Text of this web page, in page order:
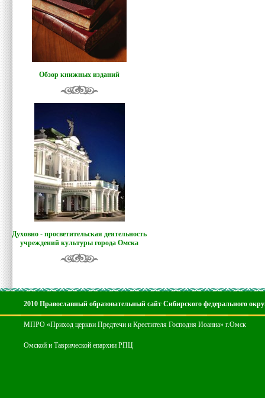
Обзор книжных изданий
Духовно - просветительская деятельность
учреждений культуры города Омска
2010 Православный образовательный сайт Сибирского федерального
МПРО «Приход церкви Предтечи и Крестителя Господня Иоанна» г.Омск
Омской и Таврической епархии РПЦ